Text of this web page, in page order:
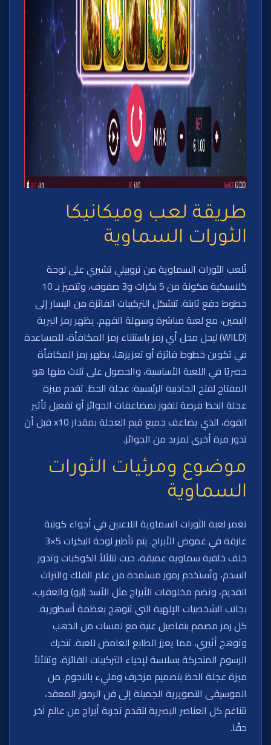
طريقة لعب وميكانيكا
الثورات السماوية
تُلعب الثورات السماوية من تروبيلي تشيري على لوحة
كلاسيكية مكونة من 5 بكرات و3 صفوف، وتتميز بـ 10
خطوط دفع ثابتة. تتشكل التركيبات الفائزة من اليسار إلى
اليمين، مع لعبة مباشرة وسهلة الفهم. يظهر رمز البرية
(WILD) ليحل محل أي رمز باستثناء رمز المكافأة، للمساعدة
في تكوين خطوط فائزة أو تعزيزها. يظهر رمز المكافأة
حصريًا في اللعبة الأساسية، والحصول على ثلاث منها هو
المفتاح لفتح الجاذبية الرئيسية: عجلة الحظ. تقدم ميزة
عجلة الحظ فرصة للفوز بمضاعفات الجوائز أو تفعيل تأثير
القوة، الذي يضاعف جميع قيم العجلة بمقدار x10 قبل أن
تدور مرة أخرى لمزيد من الجوائز.
موضوع ومرئيات الثورات
السماوية
تغمر لعبة الثورات السماوية اللاعبين في أجواء كونية
غارقة في غموض الأبراج. يتم تأطير لوحة البكرات 5×3
خلف خلفية سماوية عميقة، حيث تتلألأ الكوكبات وتدور
السدم، وتُستخدم رموز مستمدة من علم الفلك والتراث
القديم، وتضم مخلوقات الأبراج مثل الأسد (ليو) والعقرب،
بجانب الشخصيات الإلهية التي تتوهج بعظمة أسطورية.
كل رمز مصمم بتفاصيل غنية مع لمسات من الذهب
وتوهج أثيري، مما يعزز الطابع الغامض للعبة. تتحرك
الرسوم المتحركة بسلاسة لإحياء التركيبات الفائزة، وتتلألأ
ميزة عجلة الحظ بتصميم مزخرف ومليء بالنجوم. من
الموسيقى التصويرية الجميلة إلى فن الرموز المعقد،
تتناغم كل العناصر البصرية لتقدم تجربة أبراج من عالم آخر
حقًا.